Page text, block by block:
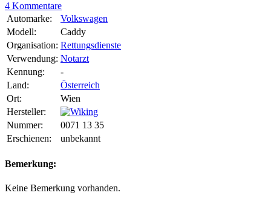
4 Kommentare
Automarke:
Volkswagen
Modell:
Caddy
Organisation: Rettungsdienste
Verwendung: Notarzt
Kennung:
-
Land:
Österreich
Ort:
Wien
Hersteller:
Nummer:
0071 13 35
Erschienen:
unbekannt
Bemerkung:
Keine Bemerkung vorhanden.